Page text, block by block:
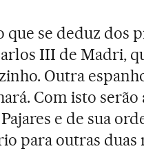
que se deduz dos
III de Madri,
Outra
Com isto
e de sua
para outras duas